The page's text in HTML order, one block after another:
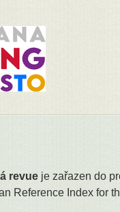
revue je zařazen do
Reference Index for